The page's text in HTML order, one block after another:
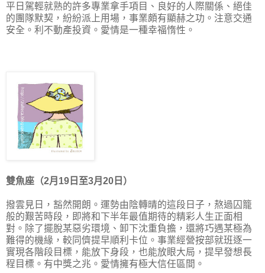
平日駕輕就熟的許多專業拿手項目、良好的人際關係、絕佳
的團隊默契，紛紛派上用場，事業頗有顯赫之功。注意交通
安全。利不動產投資。愛情是一種幸福惰性。
雙魚座（2月19日至3月20日）
撥雲見日，豁然開朗。運勢由陰轉晴的這段日子，熬過囚籠
般的艱苦時段，即將和下半年最值期待的精彩人生正面相
對。除了擺脫某惡劣環境、卸下沈重負擔，還將巧遇某極為
難得的機緣，較同儕提早順利卡位。事業經營按部就班逐一
實現各階段目標，能放下身段，也能放眼大局，提早發想長
程目標。有中獎之兆。愛情擁有極大信任區間。